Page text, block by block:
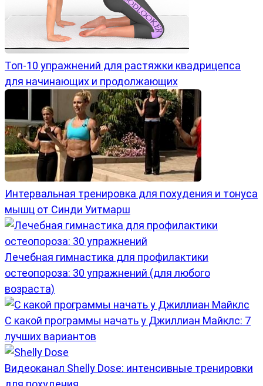
Топ-10 упражнений для растяжки квадрицепса
для начинающих и продолжающих
Интервальная тренировка для похудения и тонуса
мышц от Синди Уитмарш
Лечебная гимнастика для профилактики
остеопороза: 30 упражнений (для любого
возраста)
С какой программы начать у Джиллиан Майклс: 7
лучших вариантов
Видеоканал Shelly Dose: интенсивные тренировки